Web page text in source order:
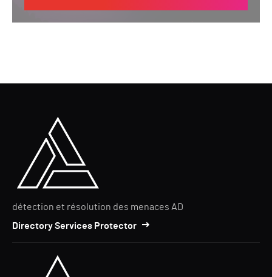
détection et résolution des menaces AD
Directory Services Protector